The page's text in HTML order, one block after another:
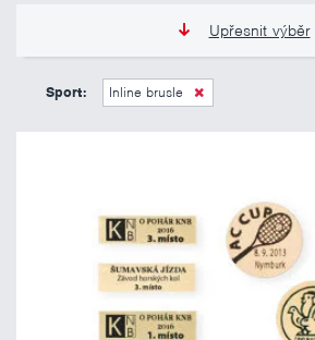
Upřesnit výběr
15 Kč
Sport: Inline brusle